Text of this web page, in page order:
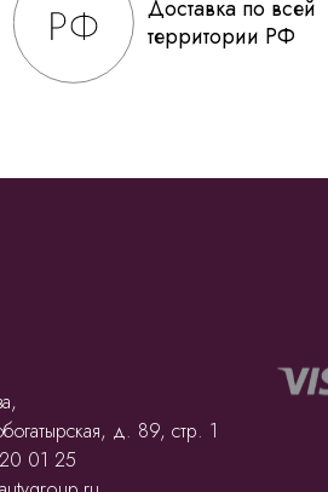
Доставка по всей
территории РФ
д. 89, стр. 1
01 25